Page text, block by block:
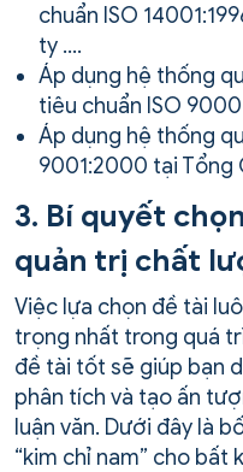
chuẩn ISO
ty ….
Áp dụng hệ thống
tiêu chuẩn ISO
Áp dụng hệ thống
9001:2000 tại Tổng
3. Bí quyết
quản trị chất
Việc lựa chọn đề tài
trọng nhất trong quá
đề tài tốt sẽ giúp bạn
phân tích và tạo ấn
luận văn. Dưới đây là
“kim chỉ nam” cho bất